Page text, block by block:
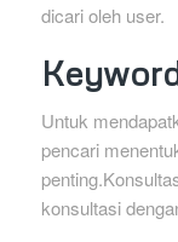
dicari oleh user.
Untuk
pencari
konsultasi